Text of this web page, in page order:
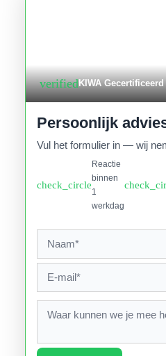
verifiedKIWA Gecertificeerd
Persoonlijk
Vul het formulier in — wij
check_circle
Reactie
binnen
1
werkdag